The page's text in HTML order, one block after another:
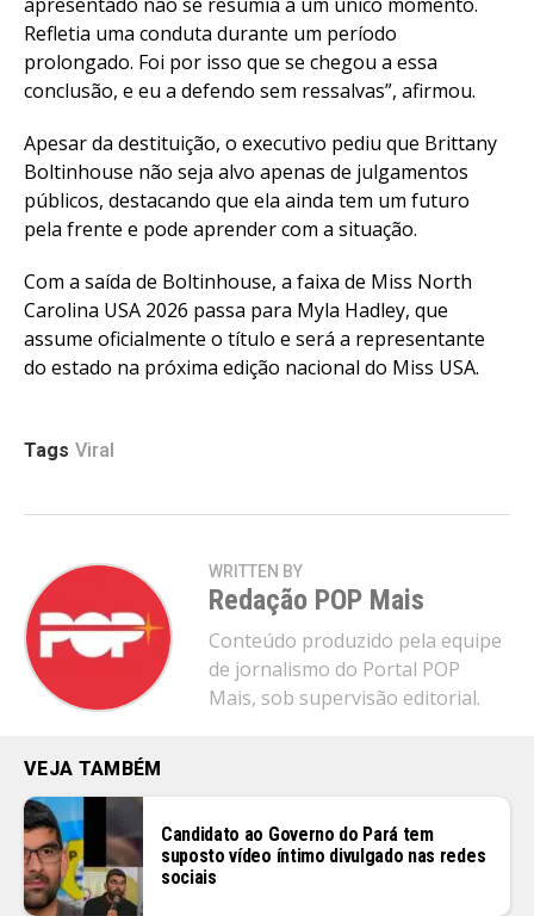
apresentado não se resumia a um único momento.
Refletia uma conduta durante um período
prolongado. Foi por isso que se chegou a essa
conclusão, e eu a defendo sem ressalvas”, afirmou.
Apesar da destituição, o executivo pediu que Brittany
Boltinhouse não seja alvo apenas de julgamentos
públicos, destacando que ela ainda tem um futuro
pela frente e pode aprender com a situação.
Com a saída de Boltinhouse, a faixa de Miss North
Carolina USA 2026 passa para Myla Hadley, que
assume oficialmente o título e será a representante
do estado na próxima edição nacional do Miss USA.
Tags Viral
WRITTEN BY
Redação POP Mais
Conteúdo produzido pela equipe
de jornalismo do Portal POP
Mais, sob supervisão editorial.
VEJA TAMBÉM
Candidato ao Governo do Pará tem
suposto vídeo íntimo divulgado nas redes
sociais